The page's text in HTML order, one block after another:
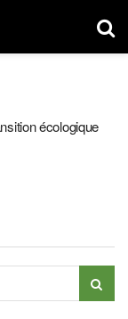
écologique